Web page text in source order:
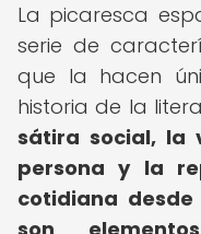
La picaresca
serie de
que la hacen
historia de la
sátira social, la
persona y la
cotidiana